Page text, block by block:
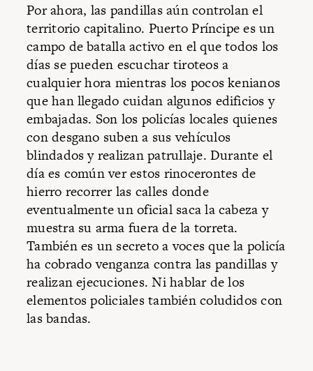
Por ahora, las pandillas aún controlan el
territorio capitalino. Puerto Príncipe es un
campo de batalla activo en el que todos los
días se pueden escuchar tiroteos a
cualquier hora mientras los pocos kenianos
que han llegado cuidan algunos edificios y
embajadas. Son los policías locales quienes
con desgano suben a sus vehículos
blindados y realizan patrullaje. Durante el
día es común ver estos rinocerontes de
hierro recorrer las calles donde
eventualmente un oficial saca la cabeza y
muestra su arma fuera de la torreta.
También es un secreto a voces que la policía
ha cobrado venganza contra las pandillas y
realizan ejecuciones. Ni hablar de los
elementos policiales también coludidos con
las bandas.